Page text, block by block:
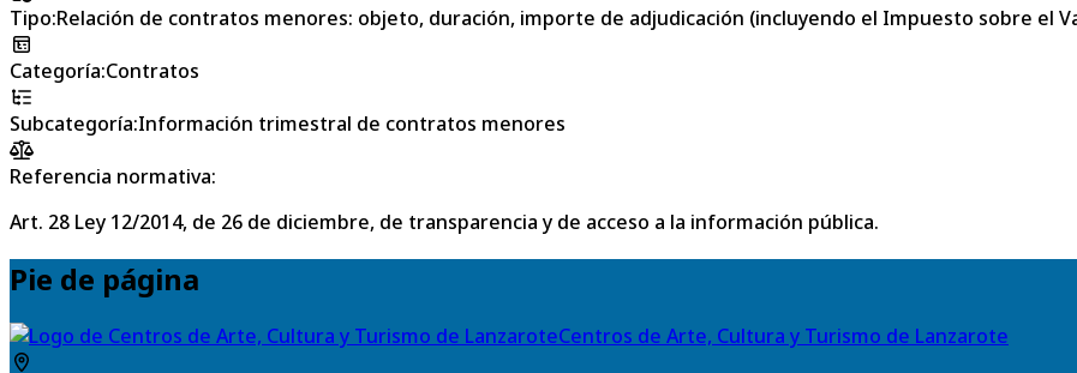
Tipo:Relación de contratos menores: objeto, duración, importe de adjudicación (incluyendo el Impuesto sobre el
Categoría:Contratos
Subcategoría:Información trimestral de contratos menores
Referencia normativa:
Art. 28 Ley 12/2014, de 26 de diciembre, de transparencia y de acceso a la información pública.
Pie de página
Centros de Arte, Cultura y Turismo de Lanzarote